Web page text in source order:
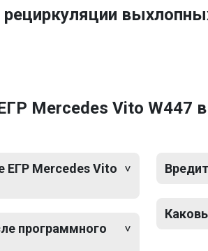
Mercedes Vito W447
ЕГР Mercedes Vito
программного